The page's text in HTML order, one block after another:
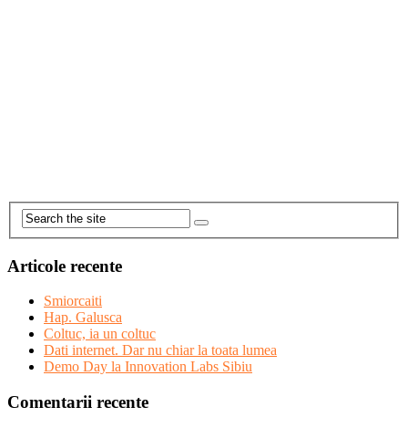
Articole recente
Smiorcaiti
Hap. Galusca
Coltuc, ia un coltuc
Dati internet. Dar nu chiar la toata lumea
Demo Day la Innovation Labs Sibiu
Comentarii recente